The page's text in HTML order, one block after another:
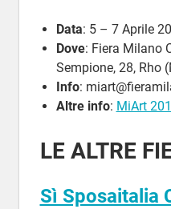
Data: 5 – 7 Aprile
Dove: Fiera Milano
Sempione, 28, Rho
Info:
Altre info: MiArt
LE ALTRE
Sì Sposaitalia